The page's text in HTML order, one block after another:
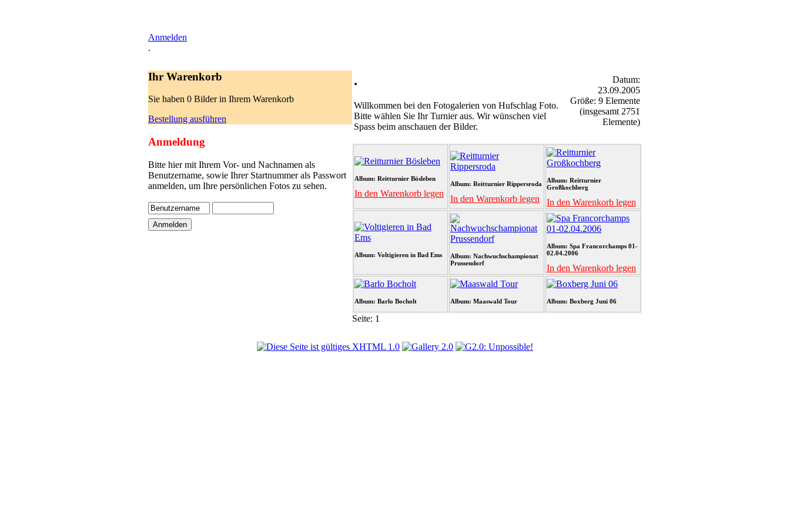
Anmelden
.
Ihr Warenkorb
Sie haben 0 Bilder in Ihrem Warenkorb
Bestellung ausführen
Anmeldung
Bitte hier mit Ihrem Vor- und Nachnamen als
Benutzername, sowie Ihrer Startnummer als Passwort
anmelden, um Ihre persönlichen Fotos zu sehen.
.
Willkommen bei den Fotogalerien von Hufschlag Foto.
Bitte wählen Sie Ihr Turnier aus. Wir wünschen viel
Spass beim anschauen der Bilder.
Datum:
23.09.2005
Größe: 9 Elemente
(insgesamt 2751
Elemente)
Album: Reitturnier Bösleben
In den Warenkorb legen
Album: Reitturnier Rippersroda
In den Warenkorb legen
Album: Reitturnier
Großkochberg
In den Warenkorb legen
Album: Voltigieren in Bad Ems
Album: Nachwuchschampionat
Prussendorf
Album: Spa Francorchamps 01-
02.04.2006
In den Warenkorb legen
Album: Barlo Bocholt Album: Maaswald Tour Album: Boxberg Juni 06
Seite: 1